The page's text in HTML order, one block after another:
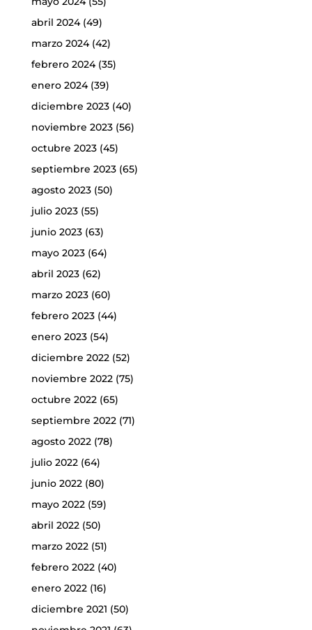
abril 2024(49)
marzo 2024(42)
febrero 2024(35)
enero 2024(39)
diciembre 2023(40)
noviembre 2023(56)
octubre 2023(45)
septiembre 2023(65)
agosto 2023(50)
julio 2023(55)
junio 2023(63)
mayo 2023(64)
abril 2023(62)
marzo 2023(60)
febrero 2023(44)
enero 2023(54)
diciembre 2022(52)
noviembre 2022(75)
octubre 2022(65)
septiembre 2022(71)
agosto 2022(78)
julio 2022(64)
junio 2022(80)
mayo 2022(59)
abril 2022(50)
marzo 2022(51)
febrero 2022(40)
enero 2022(16)
diciembre 2021 (50)